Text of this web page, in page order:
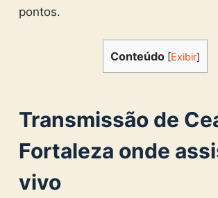
pontos.
Conteúdo [Exibir]
Transmissão de
Fortaleza onde
vivo